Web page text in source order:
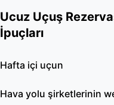
Ucuz Uçuş
İpuçları
Hafta içi uçun
Hava yolu şirketlerinin